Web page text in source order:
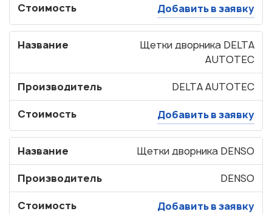
Стоимость Добавить в заявку
Название
Щетки дворника DELTA
AUTOTEC
Производитель DELTA AUTOTEC
Стоимость Добавить в заявку
Название Щетки дворника DENSO
Производитель DENSO
Стоимость Добавить в заявку